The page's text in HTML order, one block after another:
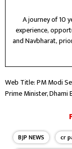
A journey of 10
experience,
and Navbharat,
Web Title: PM Modi
Prime Minister,
BJP NEWS cr